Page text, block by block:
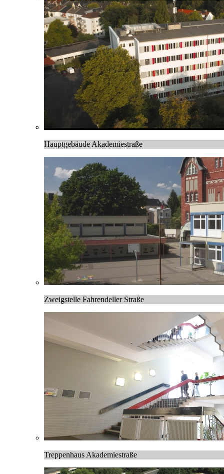
Hauptgebäude Akademiestraße
Zweigstelle Fahrendeller Straße
Treppenhaus Akademiestraße